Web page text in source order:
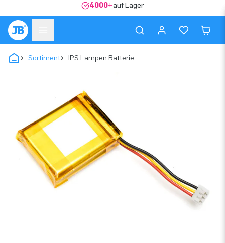
4000+auf Lager
Sortiment IPS Lampen Batterie